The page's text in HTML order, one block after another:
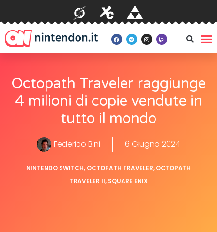
Octopath Traveler raggiunge
4 milioni di copie vendute in
tutto il mondo
Federico Bini 6 Giugno 2024
NINTENDO SWITCH, OCTOPATH TRAVELER, OCTOPATH
TRAVELER II, SQUARE ENIX